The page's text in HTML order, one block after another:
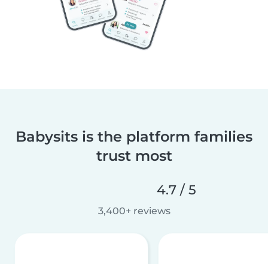
Babysits is the platform families
trust most
4.7 / 5
3,400+ reviews